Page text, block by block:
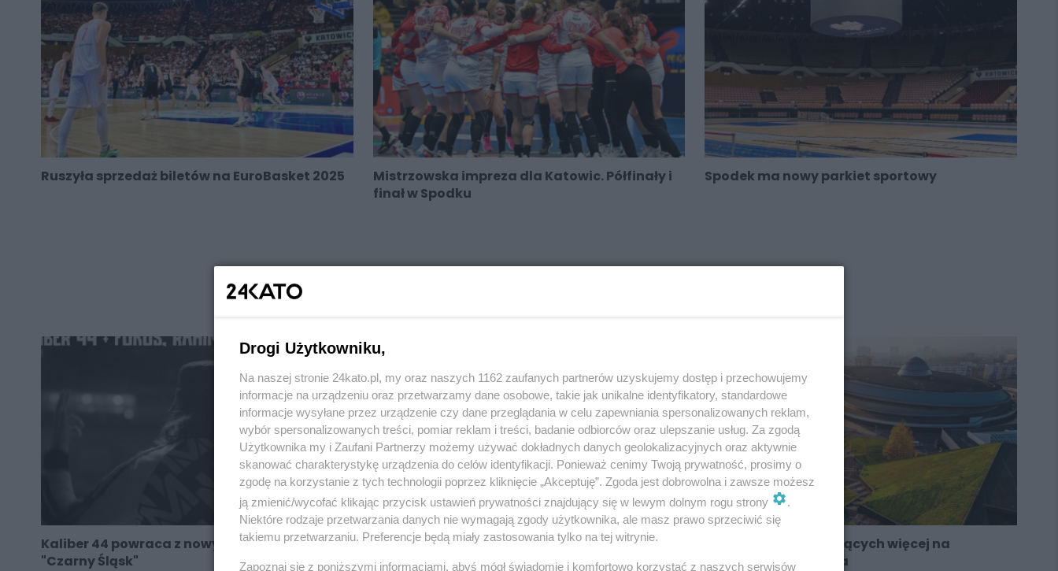
Ruszyła sprzedaż biletów na EuroBasket 2025
Mistrzowska impreza dla Katowic. Półfinały i
finał w Spodku
Spodek ma nowy parkiet sportowy
Kaliber 44 powraca z nowym kawałkiem -
"Czarny Śląsk"
Nowy parkiet będzie w Spodku. Posłuży do gry
m.in. w kosza
Kilkaset miejsc siedzących więcej na
trybunach lodowiska
Drogi Użytkowniku,
Na naszej stronie 24kato.pl, my oraz naszych 1162 zaufanych partnerów uzyskujemy dostęp i przechowujemy
informacje na urządzeniu oraz przetwarzamy dane osobowe, takie jak unikalne identyfikatory, standardowe
informacje wysyłane przez urządzenie czy dane przeglądania w celu zapewniania spersonalizowanych reklam,
wybór spersonalizowanych treści, pomiar reklam i treści, badanie odbiorców oraz ulepszanie usług. Za zgodą
Użytkownika my i Zaufani Partnerzy możemy używać dokładnych danych geolokalizacyjnych oraz aktywnie
skanować charakterystykę urządzenia do celów identyfikacji. Ponieważ cenimy Twoją prywatność, prosimy o
zgodę na korzystanie z tych technologii poprzez kliknięcie „Akceptuję”. Zgoda jest dobrowolna i zawsze możesz
ją zmienić/wycofać klikając przycisk ustawień prywatności znajdujący się w lewym dolnym rogu strony
.
Niektóre rodzaje przetwarzania danych nie wymagają zgody użytkownika, ale masz prawo sprzeciwić się
takiemu przetwarzaniu. Preferencje będą miały zastosowania tylko na tej witrynie.
Zapoznaj się z poniższymi informacjami, abyś mógł świadomie i komfortowo korzystać z naszych serwisów